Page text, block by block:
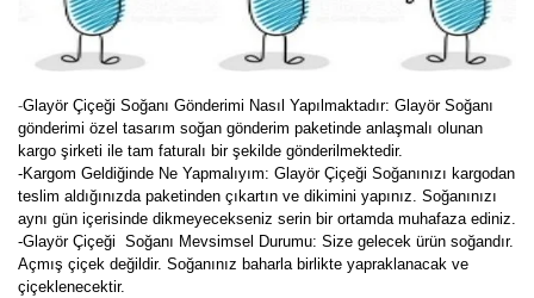
-Glayör Çiçeği Soğanı Gönderimi Nasıl Yapılmaktadır: Glayör Soğanı
gönderimi özel tasarım soğan gönderim paketinde anlaşmalı olunan
kargo şirketi ile tam faturalı bir şekilde gönderilmektedir.
-Kargom Geldiğinde Ne Yapmalıyım: Glayör Çiçeği Soğanınızı kargodan
teslim aldığınızda paketinden çıkartın ve dikimini yapınız. Soğanınızı
aynı gün içerisinde dikmeyecekseniz serin bir ortamda muhafaza ediniz.
-Glayör Çiçeği Soğanı Mevsimsel Durumu: Size gelecek ürün soğandır.
Açmış çiçek değildir. Soğanınız baharla birlikte yapraklanacak ve
çiçeklenecektir.